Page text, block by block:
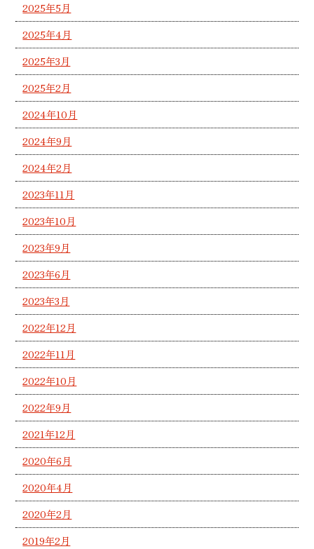
2025年5月
2025年4月
2025年3月
2025年2月
2024年10月
2024年9月
2024年2月
2023年11月
2023年10月
2023年9月
2023年6月
2023年3月
2022年12月
2022年11月
2022年10月
2022年9月
2021年12月
2020年6月
2020年4月
2020年2月
2019年2月